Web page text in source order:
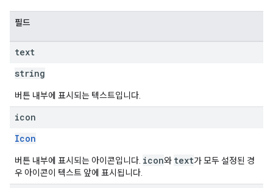
필드
text
string
버튼 내부에 표시되는 텍스트입니다.
icon
Icon
버튼 내부에 표시되는 아이콘입니다. icon와 text가 모두 설정된 경
우 아이콘이 텍스트 앞에 표시됩니다.